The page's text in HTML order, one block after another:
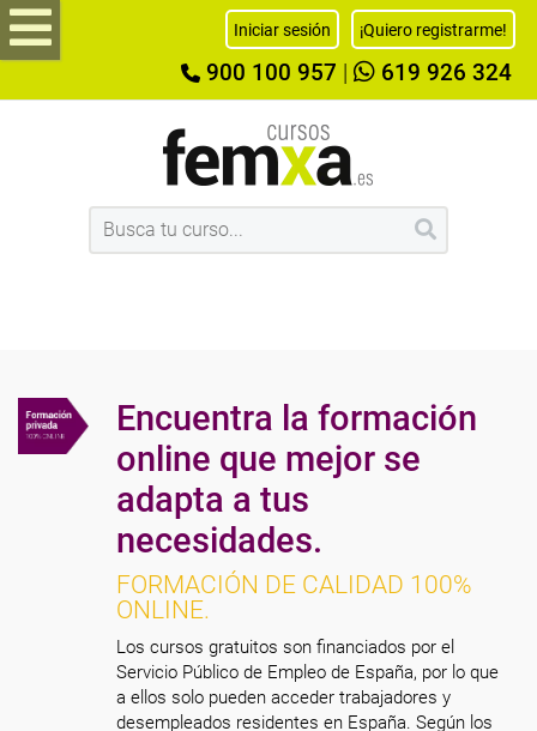
Iniciar sesión ¡Quiero registrarme!
900 100 957 619 926 324
Encuentra la formación
online que mejor se
adapta a tus
necesidades.
FORMACIÓN DE CALIDAD 100%
ONLINE.
Los cursos gratuitos son financiados por el
Servicio Público de Empleo de España, por lo que
a ellos solo pueden acceder trabajadores y
desempleados residentes en España. Según los